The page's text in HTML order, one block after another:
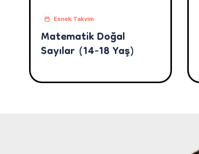
Esnek Takvim
Matematik Doğal
Sayılar (14-18 Yaş)